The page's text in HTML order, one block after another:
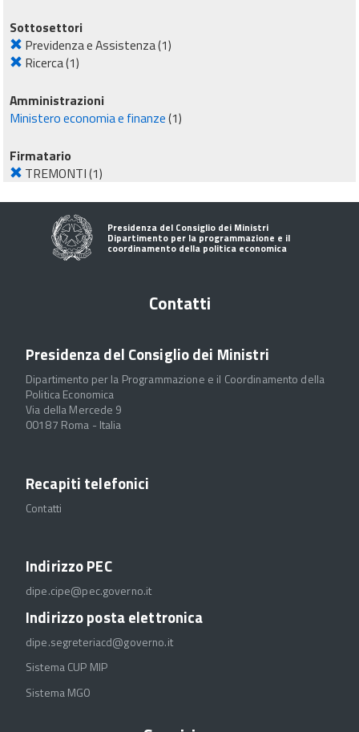
Sottosettori
Previdenza e Assistenza(1)
Ricerca(1)
Amministrazioni
Ministero economia e finanze(1)
Firmatario
TREMONTI(1)
Presidenza del Consiglio dei Ministri
Dipartimento per la programmazione e il
coordinamento della politica economica
Contatti
Presidenza del Consiglio dei Ministri
Dipartimento per la Programmazione e il Coordinamento della
Politica Economica
Via della Mercede 9
00187 Roma - Italia
Recapiti telefonici
Contatti
Indirizzo PEC
dipe.cipe@pec.governo.it
Indirizzo posta elettronica
dipe.segreteriacd@governo.it
Sistema CUP MIP
Sistema MGO